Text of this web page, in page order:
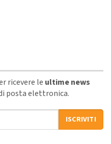
ricevere le ultime news
posta elettronica.
ISCRIVITI